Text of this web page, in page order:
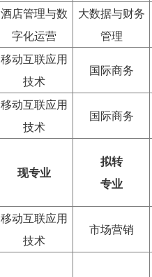
酒店管理与数
字化运营
大数据与财务
管理
移动互联应用
技术
国际商务
移动互联应用
技术
国际商务
现专业
拟转
专业
移动互联应用
技术
市场营销